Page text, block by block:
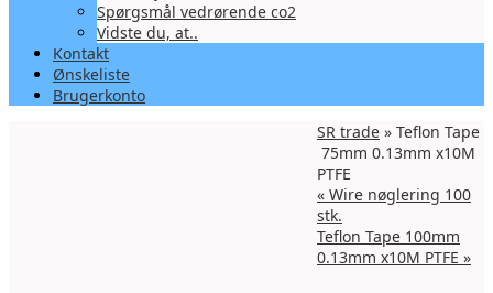
Spørgsmål vedrørende co2
Vidste du, at..
Kontakt
Ønskeliste
Brugerkonto
SR trade » Teflon Tape
75mm 0.13mm x10M
PTFE
« Wire nøglering 100
stk.
Teflon Tape 100mm
0.13mm x10M PTFE »